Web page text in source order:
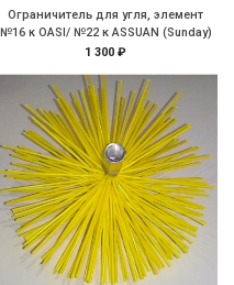
Ограничитель для угля, элемент
№16 к OASI/ №22 к ASSUAN (Sunday)
1 300 ₽